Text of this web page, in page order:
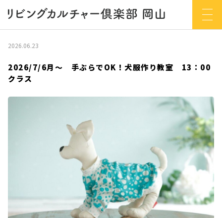
2026.06.23
2026/7/6月～ 手ぶらでOK！犬服作り教室 13：00
クラス